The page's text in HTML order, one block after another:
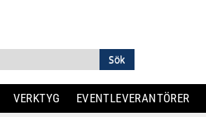
VERKTYG EVENTLEVERANTÖRER